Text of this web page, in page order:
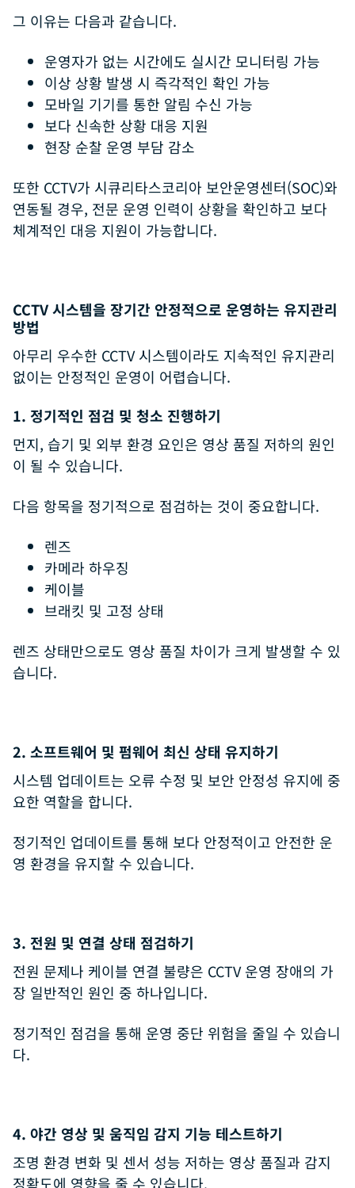
그 이유는 다음과 같습니다.
운영자가 없는 시간에도 실시간 모니터링 가능
이상 상황 발생 시 즉각적인 확인 가능
모바일 기기를 통한 알림 수신 가능
보다 신속한 상황 대응 지원
현장 순찰 운영 부담 감소
또한 CCTV가 시큐리타스코리아 보안운영센터(SOC)와
연동될 경우, 전문 운영 인력이 상황을 확인하고 보다
체계적인 대응 지원이 가능합니다.
CCTV 시스템을 장기간 안정적으로 운영하는 유지관리
방법
아무리 우수한 CCTV 시스템이라도 지속적인 유지관리
없이는 안정적인 운영이 어렵습니다.
1. 정기적인 점검 및 청소 진행하기
먼지, 습기 및 외부 환경 요인은 영상 품질 저하의 원인
이 될 수 있습니다.
다음 항목을 정기적으로 점검하는 것이 중요합니다.
렌즈
카메라 하우징
케이블
브래킷 및 고정 상태
렌즈 상태만으로도 영상 품질 차이가 크게 발생할 수 있
습니다.
2. 소프트웨어 및 펌웨어 최신 상태 유지하기
시스템 업데이트는 오류 수정 및 보안 안정성 유지에 중
요한 역할을 합니다.
정기적인 업데이트를 통해 보다 안정적이고 안전한 운
영 환경을 유지할 수 있습니다.
3. 전원 및 연결 상태 점검하기
전원 문제나 케이블 연결 불량은 CCTV 운영 장애의 가
장 일반적인 원인 중 하나입니다.
정기적인 점검을 통해 운영 중단 위험을 줄일 수 있습니
다.
4. 야간 영상 및 움직임 감지 기능 테스트하기
조명 환경 변화 및 센서 성능 저하는 영상 품질과 감지
정확도에 영향을 줄 수 있습니다.